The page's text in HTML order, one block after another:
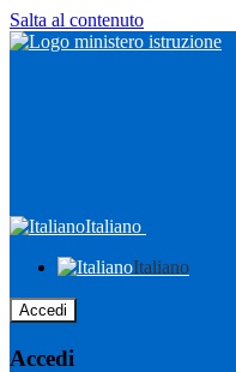
Salta al contenuto
Italiano
Italiano
Accedi
Accedi